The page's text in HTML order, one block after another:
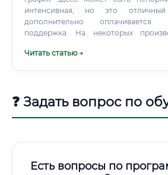
интенсивная, но это
дополнительно
поддержка: На некоторых
работу оборудования 24/7.
Читать статью →
❓ Задать вопрос по
Есть вопросы по